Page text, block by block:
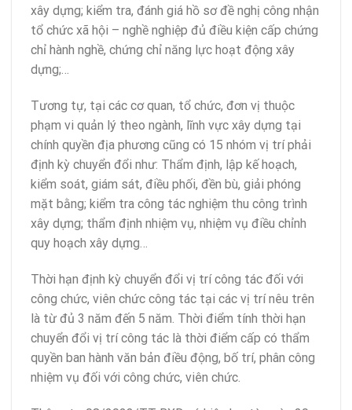
xây dựng; kiểm tra, đánh giá hồ sơ đề nghị công nhận
tổ chức xã hội – nghề nghiệp đủ điều kiện cấp chứng
chỉ hành nghề, chứng chỉ năng lực hoạt động xây
dựng;…
Tương tự, tại các cơ quan, tổ chức, đơn vị thuộc
phạm vi quản lý theo ngành, lĩnh vực xây dựng tại
chính quyền địa phương cũng có 15 nhóm vị trí phải
định kỳ chuyển đổi như: Thẩm định, lập kế hoạch,
kiểm soát, giám sát, điều phối, đền bù, giải phóng
mặt bằng; kiểm tra công tác nghiệm thu công trình
xây dựng; thẩm định nhiệm vụ, nhiệm vụ điều chỉnh
quy hoạch xây dựng…
Thời hạn định kỳ chuyển đổi vị trí công tác đối với
công chức, viên chức công tác tại các vị trí nêu trên
là từ đủ 3 năm đến 5 năm. Thời điểm tính thời hạn
chuyển đổi vị trí công tác là thời điểm cấp có thẩm
quyền ban hành văn bản điều động, bố trí, phân công
nhiệm vụ đối với công chức, viên chức.